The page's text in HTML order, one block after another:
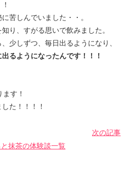
苦しんでいました・・。
り、すがる思いで飲みました。
少しずつ、毎日出るようになり、
るようになったんです！！！
す！
た！！！！
次の記事
抹茶の体験談一覧